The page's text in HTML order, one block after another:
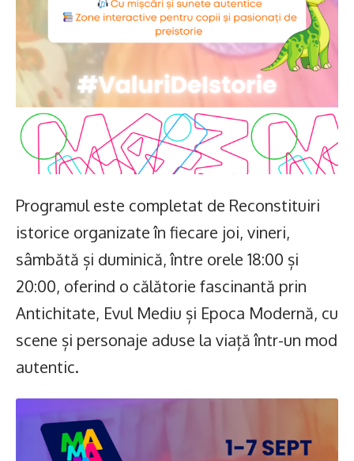
Programul este completat de Reconstituiri
istorice organizate în fiecare joi, vineri,
sâmbătă și duminică, între orele 18:00 și
20:00, oferind o călătorie fascinantă prin
Antichitate, Evul Mediu și Epoca Modernă, cu
scene și personaje aduse la viață într-un mod
autentic.